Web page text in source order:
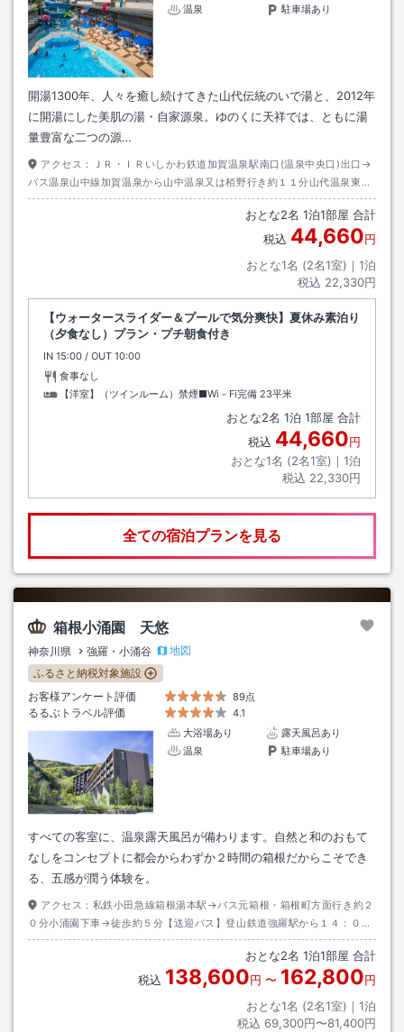
温泉
駐車場あり
開湯1300年、人々を癒し続けてきた山代伝統のいで湯と、2012年
に開湯にした美肌の湯・自家源泉。ゆのくに天祥では、ともに湯
量豊富な二つの源…
アクセス：
ＪＲ・ＩＲいしかわ鉄道加賀温泉駅南口(温泉中央口)出口→
バス温泉山中線加賀温泉から山中温泉又は栢野行き約１１分山代温泉東口
下車→徒歩約１分
おとな2名 1泊1部屋 合計
税込 44,660円
おとな1名 (2名1室)｜ 1泊
税込 22,330円
【ウォータースライダー＆プールで気分爽快】夏休み素泊り
（夕食なし）プラン・プチ朝食付き
IN チェックイン
15:00 / OUT チェックアウト
10:00
食事なし
【洋室】（ツインルーム）禁煙■Wi－Fi完備 23平米
おとな2名 1泊 1部屋 合計
税込 44,660円
おとな1名 (2名1室)｜ 1泊
税込 22,330円
全ての宿泊プランを見る
箱根小涌園 天悠
神奈川県 強羅・小涌谷
地図
ふるさと納税対象施設
お客様アンケート評価
89点
るるぶトラベル評価
4.1
大浴場あり
露天風呂あり
温泉
駐車場あり
すべての客室に、温泉露天風呂が備わります。自然と和のおもて
なしをコンセプトに都会からわずか２時間の箱根だからこそでき
る、五感が潤う体験を。
アクセス： 私鉄小田急線箱根湯本駅→バス元箱根・箱根町方面行き約２
０分小涌園下車→徒歩約５分【送迎バス】登山鉄道強羅駅から１４：００
～１６：４０まで２０分間隔で巡回シャトルバスあり（予約不要）
おとな2名 1泊1部屋 合計
税込 138,600円 〜 162,800円
おとな1名 (2名1室)｜ 1泊
税込 69,300円〜81,400円